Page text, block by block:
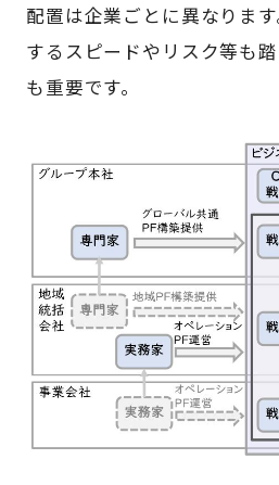
配置は企業ごとに異なりま
するスピードやリスク等も
も重要です。